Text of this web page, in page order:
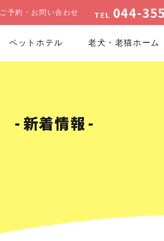
ご予約・お問い合わせ TEL 044-
ペットホテル 老犬・老猫ホーム
新着情報